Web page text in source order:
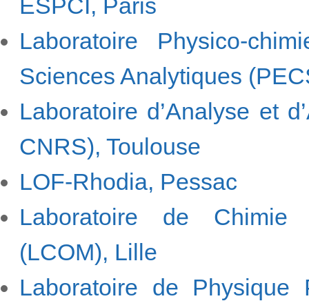
ESPCI, Paris
Laboratoire Physico-
Sciences Analytiques
Laboratoire d’Analyse et
CNRS), Toulouse
LOF-Rhodia, Pessac
Laboratoire de Chimie
(LCOM), Lille
Laboratoire de Physique